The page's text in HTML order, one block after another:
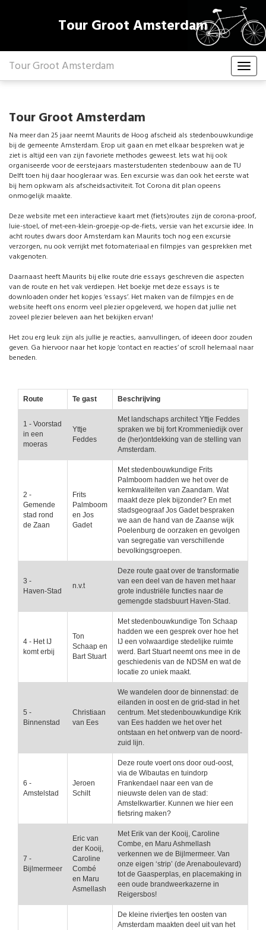
Tour Groot Amsterdam
Tour Groot Amsterdam
Tour Groot Amsterdam
Na meer dan 25 jaar neemt Maurits de Hoog afscheid als stedenbouwkundige
bij de gemeente Amsterdam. Erop uit gaan en met elkaar bespreken wat je
ziet is altijd een van zijn favoriete methodes geweest. Iets wat hij ook
organiseerde voor de eerstejaars masterstudenten stedenbouw aan de TU
Delft toen hij daar hoogleraar was. Een excursie was dan ook het eerste wat
bij hem opkwam als afscheidsactiviteit. Tot Corona dit plan opeens
onmogelijk maakte.
Deze website met een interactieve kaart met (fiets)routes zijn de corona-proof,
luie-stoel, of met-een-klein-groepje-op-de-fiets, versie van het excursie idee. In
acht routes dwars door Amsterdam kan Maurits toch nog een excursie
verzorgen, nu ook verrijkt met fotomateriaal en filmpjes van gesprekken met
vakgenoten.
Daarnaast heeft Maurits bij elke route drie essays geschreven die aspecten
van de route en het vak verdiepen. Het boekje met deze essays is te
downloaden onder het kopjes ‘essays’. Het maken van de filmpjes en de
website heeft ons enorm veel plezier opgeleverd, we hopen dat jullie net
zoveel plezier beleven aan het bekijken ervan!
Het zou erg leuk zijn als jullie je reacties, aanvullingen, of ideeen door zouden
geven. Ga hiervoor naar het kopje ‘contact en reacties’ of scroll helemaal naar
beneden.
Route Te gast Beschrijving
1 - Voorstad
in een
moeras
Yttje
Feddes
Met landschaps architect Yttje Feddes
spraken we bij fort Krommeniedijk over
de (her)ontdekking van de stelling van
Amsterdam.
2 -
Gemende
stad rond
de Zaan
Frits
Palmboom
en Jos
Gadet
Met stedenbouwkundige Frits
Palmboom hadden we het over de
kernkwaliteiten van Zaandam. Wat
maakt deze plek bijzonder? En met
stadsgeograaf Jos Gadet bespraken
we aan de hand van de Zaanse wijk
Poelenburg de oorzaken en gevolgen
van segregatie van verschillende
bevolkingsgroepen.
3 -
Haven-Stad
n.v.t
Deze route gaat over de transformatie
van een deel van de haven met haar
grote industriële functies naar de
gemengde stadsbuurt Haven-Stad.
4 - Het IJ
komt erbij
Ton
Schaap en
Bart Stuart
Met stedenbouwkundige Ton Schaap
hadden we een gesprek over hoe het
IJ een volwaardige stedelijke ruimte
werd. Bart Stuart neemt ons mee in de
geschiedenis van de NDSM en wat de
locatie zo uniek maakt.
5 -
Binnenstad
Christiaan
van Ees
We wandelen door de binnenstad: de
eilanden in oost en de grid-stad in het
centrum. Met stedenbouwkundige Krik
van Ees hadden we het over het
ontstaan en het ontwerp van de noord-
zuid lijn.
6 -
Amstelstad
Jeroen
Schilt
Deze route voert ons door oud-oost,
via de Wibautas en tuindorp
Frankendael naar een van de
nieuwste delen van de stad:
Amstelkwartier. Kunnen we hier een
fietsring maken?
7 -
Bijlmermeer
Eric van
der Kooij,
Caroline
Combé
en Maru
Asmellash
Met Erik van der Kooij, Caroline
Combe, en Maru Ashmellash
verkennen we de Bijlmermeer. Van
onze eigen ‘strip’ (de Arenaboulevard)
tot de Gaasperplas, en placemaking in
een oude brandweerkazerne in
Reigersbos!
De kleine riviertjes ten oosten van
Amsterdam maakten deel uit van het